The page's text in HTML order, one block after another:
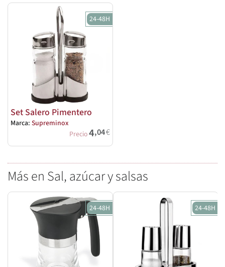
24-48H
Set Salero Pimentero
Marca: Supreminox
Precio4,04€
Más en Sal, azúcar y salsas
24-48H 24-48H